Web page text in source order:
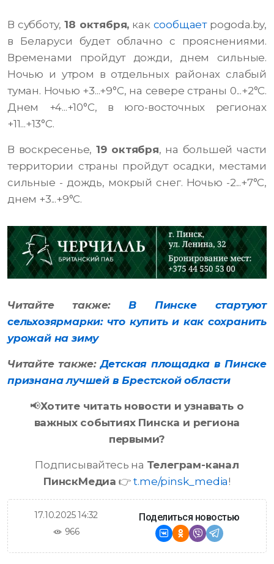
В субботу,18 октября, как сообщаетpogoda.by,
в Беларуси будет облачно с прояснениями.
Временами пройдут дожди, днем сильные.
Ночью и утром в отдельных районах слабый
туман. Ночью +3...+9°С, на севере страны 0...+2°С.
Днем ​​+4...+10°С, в юго-восточных регионах
+11...+13°С.
В воскресенье, 19 октября, на большей части
территории страны пройдут осадки, местами
сильные - дождь, мокрый снег. Ночью -2...+7°С,
днем ​​+3...+9°С.
Читайте также:В Пинске стартуют
сельхозярмарки: что купить и как сохранить
урожай на зиму
Читайте также:Детская площадка в Пинске
признана лучшей в Брестской области
📢Хотите читать новости и узнавать о
важных событиях Пинска и региона
первыми?
Подписывайтесь на Телеграм-канал
ПинскМедиа 👉t.me/pinsk_media!
17.10.2025 14:32
966
Поделиться новостью